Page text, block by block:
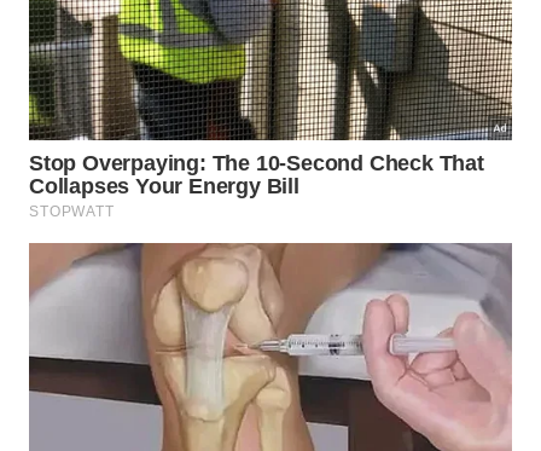
históricos ajuda aciênciaa desvendar os caminhos
percorridos pelos seres vivos até os dias atuais de
nossa existência.